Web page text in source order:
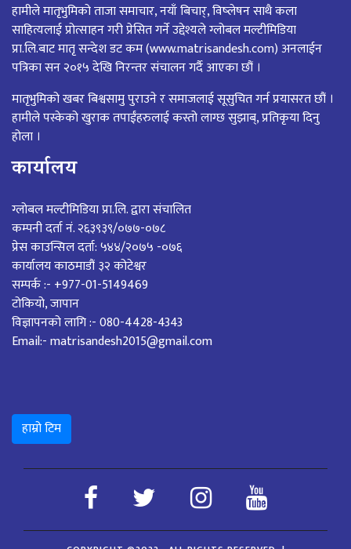
हामीले मातृभुमिको ताजा समाचार, नयाँ बिचार्, विष्लेषन साथै कला
साहित्यलाई प्रोत्साहन गरी प्रेसित गर्ने उद्देश्यले ग्लोबल मल्टीमिडिया
प्रा.लि.बाट मातृ सन्देश डट कम (www.matrisandesh.com) अनलाईन
पत्रिका सन २०१५ देखि निरन्तर संचालन गर्दै आएका छौं ।
मातृभुमिको खबर बिश्वसामु पुराउने र समाजलाई सूसुचित गर्न प्रयासरत छौं ।
हामीले पस्केको खुराक तपाईंहरुलाई कस्तो लाग्छ सुझाब्, प्रतिकृया दिनु
होला ।
कार्यालय
ग्लोबल मल्टीमिडिया प्रा.लि. द्वारा संचालित
कम्पनी दर्ता नं. २६३९३९/०७७-०७८
प्रेस काउन्सिल दर्ता: ५४४/२०७५ -०७६
कार्यालय काठमाडौं ३२ कोटेश्वर
सम्पर्क :- +977-01-5149469
टोकियो, जापान
विज्ञापनको लागि :- 080-4428-4343
Email:- matrisandesh2015@gmail.com
हाम्रो टिम